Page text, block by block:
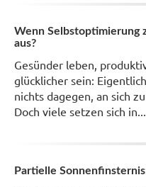
Wenn Selbstoptimierung
aus?
Gesünder leben,
glücklicher sein:
nichts dagegen, an sich
Doch viele setzen sich in...
Partielle